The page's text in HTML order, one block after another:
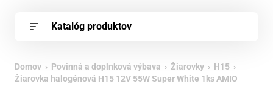
Katalóg produktov
Domov › Povinná a doplnková výbava › Žiarovky › H15 ›
Žiarovka halogénová H15 12V 55W Super White 1ks AMIO